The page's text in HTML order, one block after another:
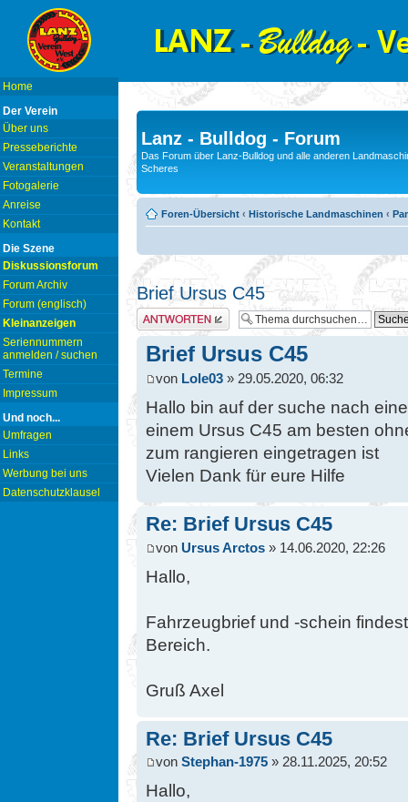
Home
Der Verein
Über uns
Presseberichte
Veranstaltungen
Fotogalerie
Anreise
Kontakt
Die Szene
Diskussionsforum
Forum Archiv
Forum (englisch)
Kleinanzeigen
Seriennummern
anmelden / suchen
Termine
Impressum
Und noch...
Umfragen
Links
Werbung bei uns
Datenschutzklausel
Lanz - Bulldog - Forum
Das Forum über Lanz-Bulldog und alle anderen
Scheres
Foren-Übersicht ‹ Historische Landmaschinen ‹
Brief Ursus C45
Antwort erstellen
Brief Ursus C45
von Lole03 » 29.05.2020, 06:32
Hallo bin auf der suche nach
einem Ursus C45 am besten
zum rangieren eingetragen ist
Vielen Dank für eure Hilfe
Re: Brief Ursus C45
von Ursus Arctos » 14.06.2020, 22:26
Hallo,
Fahrzeugbrief und -schein
Bereich.
Gruß Axel
Re: Brief Ursus C45
von Stephan-1975 » 28.11.2025, 20:52
Hallo,